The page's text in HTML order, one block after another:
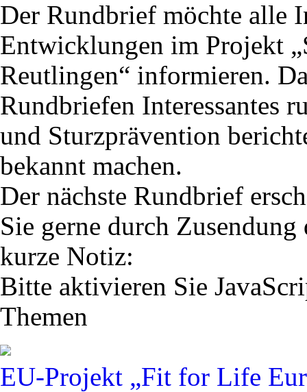
Der Rundbrief möchte alle
Entwicklungen im Projekt
Reutlingen“ informieren.
Rundbriefen Interessantes
und Sturzprävention
bekannt machen.
Der nächste Rundbrief
Sie gerne durch
kurze Notiz:
Bitte aktivieren Sie
Themen
EU-Projekt „Fit for Life